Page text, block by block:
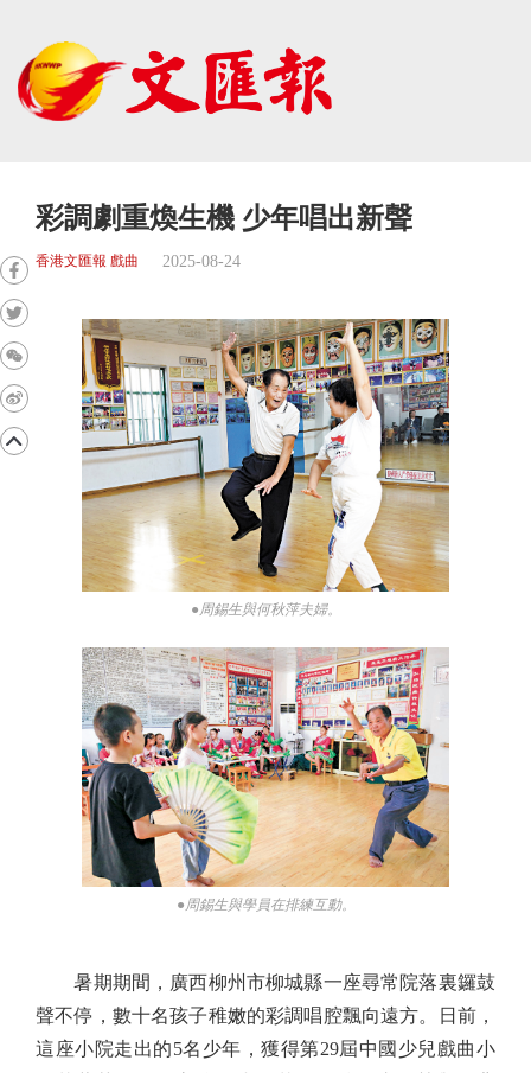
彩調劇重煥生機 少年唱出新聲
香港文匯報 戲曲 2025-08-24
●周錫生與何秋萍夫婦。
●周錫生與學員在排練互動。
暑期期間，廣西柳州市柳城縣一座尋常院落裏鑼鼓
聲不停，數十名孩子稚嫩的彩調唱腔飄向遠方。日前，
這座小院走出的5名少年，獲得第29屆中國少兒戲曲小